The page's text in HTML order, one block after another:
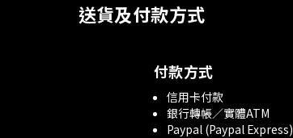
送貨及付款方式
付款方式
信用卡付款
銀行轉帳／實體ATM
Paypal (Paypal Express)